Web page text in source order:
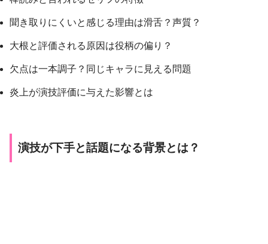
聞き取りにくいと感じる理由は滑舌？声質？
大根と評価される原因は役柄の偏り？
欠点は一本調子？同じキャラに見える問題
炎上が演技評価に与えた影響とは
演技が下手と話題になる背景とは？